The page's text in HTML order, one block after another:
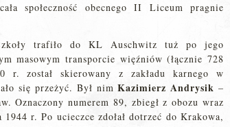
społeczność obecnego II Liceum pragnie
trafiło do KL Auschwitz tuż po jego
masowym transporcie więźniów (łącznie 728
r. został skierowany z zakładu karnego w
się przeżyć. Był nimKazimierz Andrysik –
Oznaczony numerem 89, zbiegł z obozu wraz
r. Po ucieczce zdołał dotrzeć do Krakowa,